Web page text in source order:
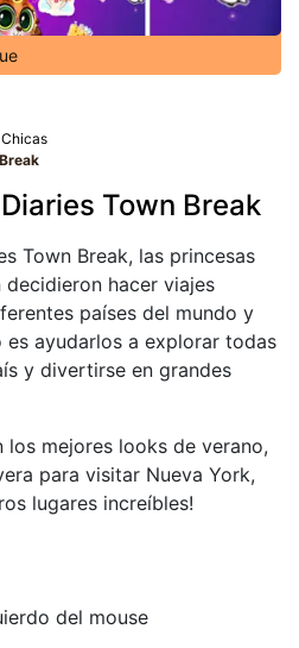
Town Break
Town Break, las princesas
decidieron hacer viajes
países del mundo y
es ayudarlos a explorar todas
y divertirse en grandes
los mejores looks de verano,
para visitar Nueva York,
lugares increíbles!
del mouse